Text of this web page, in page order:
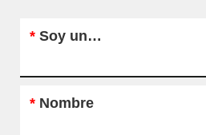
* Soy un…
* Nombre